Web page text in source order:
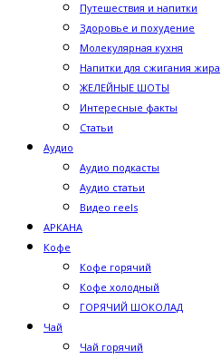
Путешествия и напитки
Здоровье и похудение
Молекулярная кухня
Напитки для сжигания жира
ЖЕЛЕЙНЫЕ ШОТЫ
Интересные факты
Статьи
Аудио
Аудио подкасты
Аудио статьи
Видео reels
АРКАНА
Кофе
Кофе горячий
Кофе холодный
ГОРЯЧИЙ ШОКОЛАД
Чай
Чай горячий